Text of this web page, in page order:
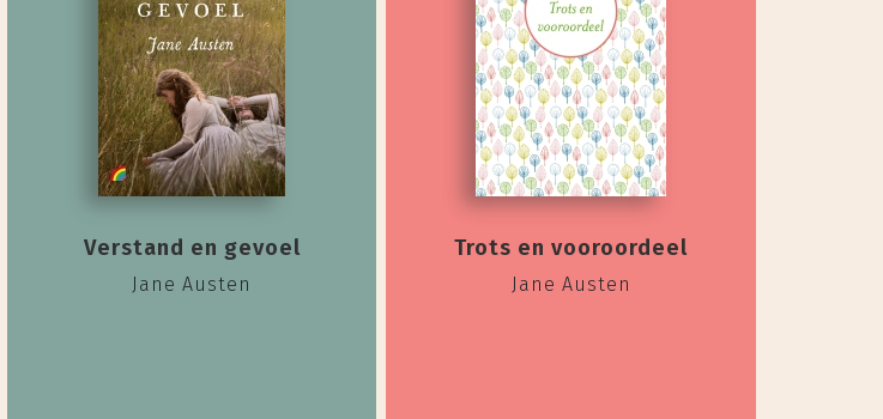
Verstand en gevoel
Jane Austen
Trots en vooroordeel
Jane Austen